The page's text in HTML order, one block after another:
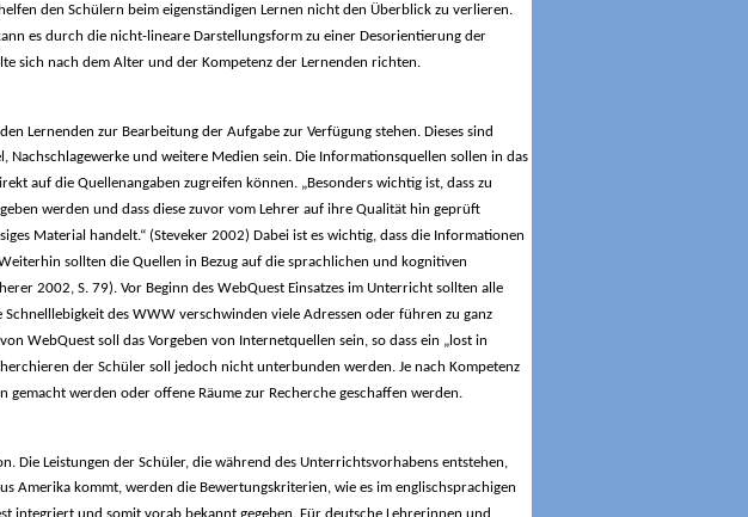
den Schülern beim eigenständigen Lernen nicht den Überblick zu verlieren.
es durch die nicht-lineare Darstellungsform zu einer Desorientierung der
sich nach dem Alter und der Kompetenz der Lernenden richten.
Lernenden zur Bearbeitung der Aufgabe zur Verfügung stehen. Dieses sind
Nachschlagewerke und weitere Medien sein. Die Informationsquellen sollen in das
auf die Quellenangaben zugreifen können. „Besonders wichtig ist, dass zu
werden und dass diese zuvor vom Lehrer auf ihre Qualität hin geprüft
Material handelt.“ (Steveker 2002) Dabei ist es wichtig, dass die Informationen
sollten die Quellen in Bezug auf die sprachlichen und kognitiven
2002, S. 79). Vor Beginn des WebQuest Einsatzes im Unterricht sollten alle
des WWW verschwinden viele Adressen oder führen zu ganz
WebQuest soll das Vorgeben von Internetquellen sein, so dass ein „lost in
der Schüler soll jedoch nicht unterbunden werden. Je nach Kompetenz
gemacht werden oder offene Räume zur Recherche geschaffen werden.
Die Leistungen der Schüler, die während des Unterrichtsvorhabens entstehen,
Amerika kommt, werden die Bewertungskriterien, wie es im englischsprachigen